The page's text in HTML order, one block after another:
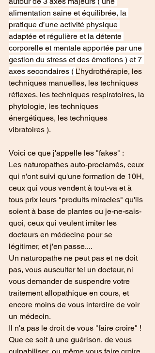
alimentation saine et équilibrée, la
pratique d’une activité physique
adaptée et régulière et la détente
corporelle et mentale apportée par une
gestion du stress et des émotions ) et 7
axes secondaires ( L’hydrothérapie, les
techniques manuelles, les techniques
réflexes, les techniques respiratoires, la
phytologie, les techniques
énergétiques, les techniques
vibratoires ).
Voici ce que j'appelle les "fakes" :
Les naturopathes auto-proclamés, ceux
qui n'ont suivi qu'une formation de 10H,
ceux qui vous vendent à tout-va et à
tous prix leurs "produits miracles" qu'ils
soient à base de plantes ou je-ne-sais-
quoi, ceux qui veulent imiter les
docteurs en médecine pour se
légitimer, et j'en passe....
Un naturopathe ne peut pas et ne doit
pas, vous ausculter tel un docteur, ni
vous demander de suspendre votre
traitement allopathique en cours, et
encore moins de vous interdire de voir
un médecin.
Il n'a pas le droit de vous "faire croire" !
Que ce soit à une guérison, de vous